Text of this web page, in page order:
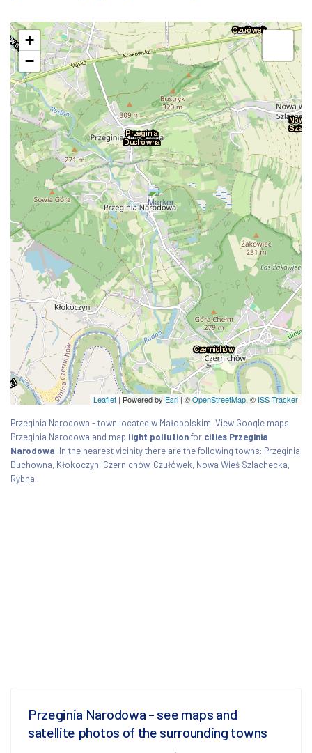
+
−
Leaflet | Powered by Esri |©OpenStreetMap, © ISS Tracker
Przeginia Narodowa - town located w Małopolskim. View Google maps
Przeginia Narodowa and map light pollutionfor cities Przeginia
Narodowa. In the nearest vicinity there are the following towns: Przeginia
Duchowna, Kłokoczyn, Czernichów, Czułówek, Nowa Wieś Szlachecka,
Rybna.
Przeginia Narodowa - see maps and
satellite photos of the surrounding towns